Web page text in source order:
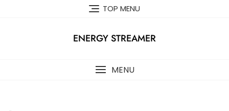
TOP MENU
ENERGY STREAMER
MENU